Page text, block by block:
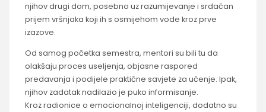
njihov drugi dom, posebno uz razumijevanje i srdačan
prijem vršnjaka koji ih s osmijehom vode kroz prve
izazove.
Od samog početka semestra, mentori su bili tu da
olakšaju proces useljenja, objasne raspored
predavanja i podijele praktične savjete za učenje. Ipak,
njihov zadatak nadilazio je puko informisanje.
Kroz radionice o emocionalnoj inteligenciji, dodatno su